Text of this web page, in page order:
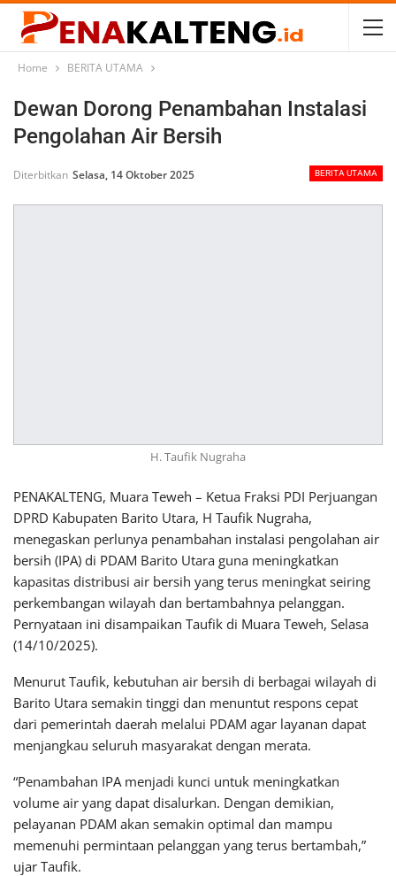
Home BERITA UTAMA
Dewan Dorong Penambahan Instalasi
Pengolahan Air Bersih
BERITA UTAMA
Diterbitkan Selasa, 14 Oktober 2025
H. Taufik Nugraha
PENAKALTENG, Muara Teweh – Ketua Fraksi PDI Perjuangan
DPRD Kabupaten Barito Utara, H Taufik Nugraha,
menegaskan perlunya penambahan instalasi pengolahan air
bersih (IPA) di PDAM Barito Utara guna meningkatkan
kapasitas distribusi air bersih yang terus meningkat seiring
perkembangan wilayah dan bertambahnya pelanggan.
Pernyataan ini disampaikan Taufik di Muara Teweh, Selasa
(14/10/2025).
Menurut Taufik, kebutuhan air bersih di berbagai wilayah di
Barito Utara semakin tinggi dan menuntut respons cepat
dari pemerintah daerah melalui PDAM agar layanan dapat
menjangkau seluruh masyarakat dengan merata.
“Penambahan IPA menjadi kunci untuk meningkatkan
volume air yang dapat disalurkan. Dengan demikian,
pelayanan PDAM akan semakin optimal dan mampu
memenuhi permintaan pelanggan yang terus bertambah,”
ujar Taufik.